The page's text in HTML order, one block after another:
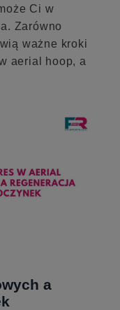
Ci w
Zarówno
ważne kroki
aerial hoop, a
a